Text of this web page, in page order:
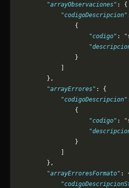
        "arrayObservaciones"
: {
            "codigoDescripcion"
                {
                    "codigo"
:
                }
        },
        "arrayErrores"
: {
            "codigoDescripcion"
                {
                    "codigo"
:
                }
        },
        "arrayErroresFormato"
: